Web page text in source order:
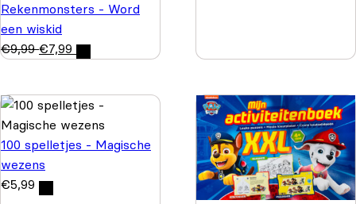
Rekenmonsters - Word
een wiskid
€9,99 €7,99
100 spelletjes - Magische
wezens
€5,99